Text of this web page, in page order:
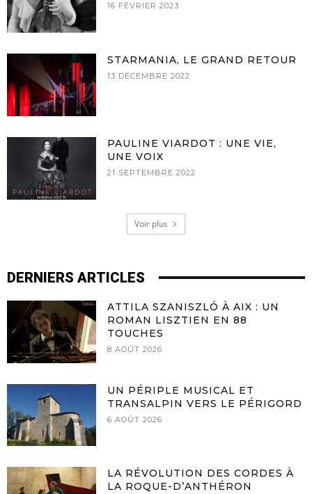
16 FÉVRIER 2023
STARMANIA, LE GRAND RETOUR
13 DÉCEMBRE 2022
PAULINE VIARDOT : UNE VIE,
UNE VOIX
21 SEPTEMBRE 2022
Voir plus
DERNIERS ARTICLES
ATTILA SZANISZLÓ À AIX : UN
ROMAN LISZTIEN EN 88
TOUCHES
8 AOÛT 2026
UN PÉRIPLE MUSICAL ET
TRANSALPIN VERS LE PÉRIGORD
6 AOÛT 2026
LA RÉVOLUTION DES CORDES À
LA ROQUE-D’ANTHÉRON